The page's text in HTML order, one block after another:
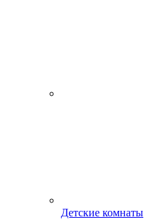
Детские комнаты